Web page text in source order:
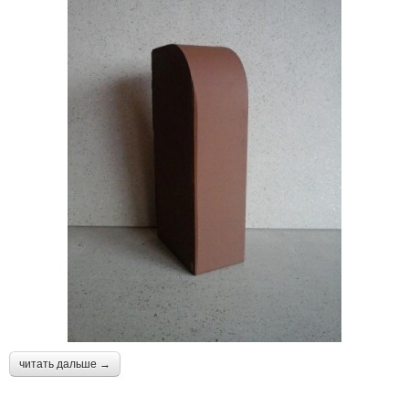
читать дальше →